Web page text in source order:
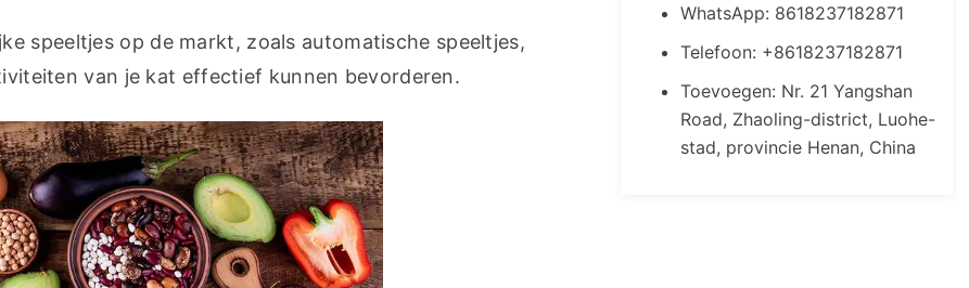
speeltjes op de markt, zoals automatische speeltjes,
van je kat effectief kunnen bevorderen.
WhatsApp: 8618237182871
Telefoon: +8618237182871
Toevoegen: Nr. 21 Yangshan
Road, Zhaoling-district, Luohe-
stad, provincie Henan, China